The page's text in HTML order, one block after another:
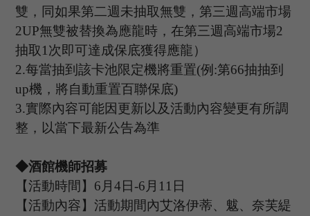
雙，同如果第二週未抽取無雙，第三週高端市場
2UP無雙被替換為應龍時，在第三週高端市場2
抽取 1 次即可達成保底獲得應龍）
2.每當抽到該卡池限定機將重置(例 :第66抽抽到
up機，將自動重置百聯保底)
3.實際內容可能因更新以及活動內容變更有所調
整，以當下最新公告為準
◆酒館機師招募
【活動時間】 6 月4 日-6 月 11 日
【活動內容】活動期間內艾洛伊蒂、魃、奈芙緹